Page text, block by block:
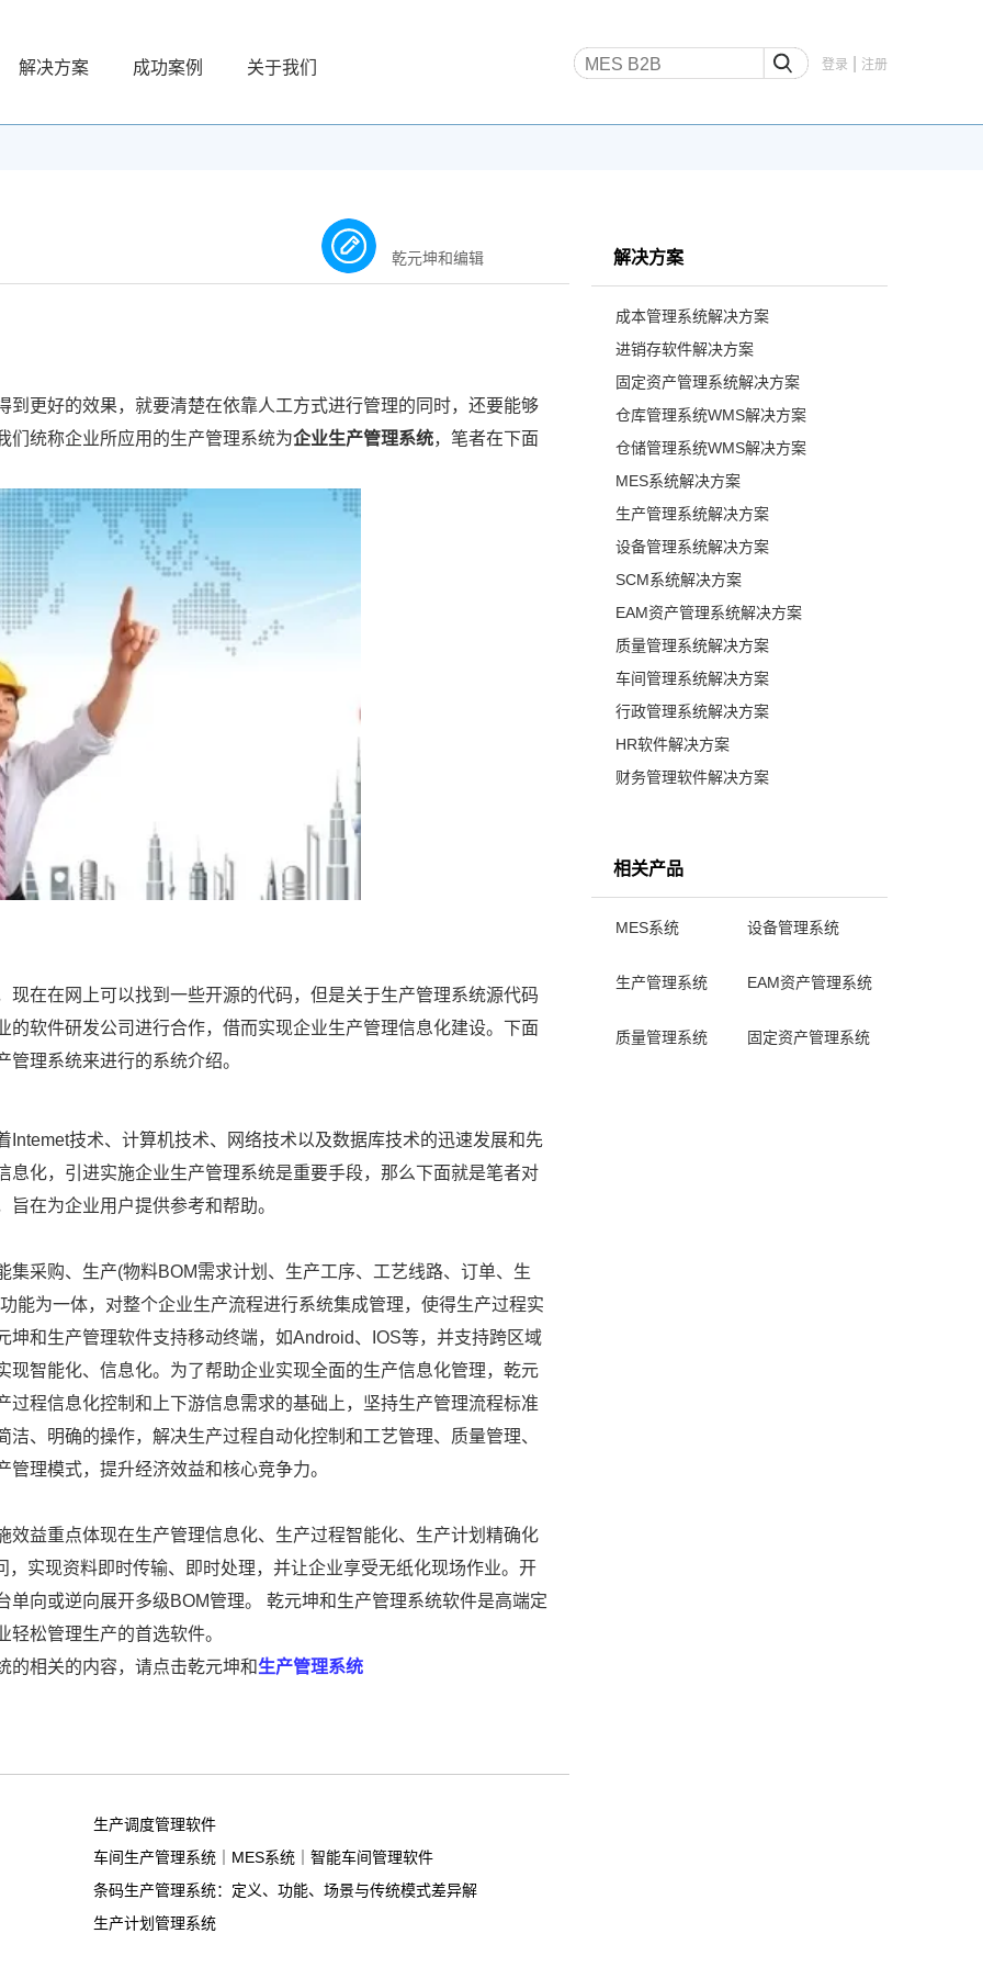
解决方案 成功案例 关于我们 登录 注册
乾元坤和编辑
到更好的效果，就要清楚在依靠人工方式进行管理的同时，还要能够
们统称企业所应用的生产管理系统为企业生产管理系统，笔者在下面
现在在网上可以找到一些开源的代码，但是关于生产管理系统源代码
软件研发公司进行合作，借而实现企业生产管理信息化建设。下面
理系统来进行的系统介绍。
Intemet技术、计算机技术、网络技术以及数据库技术的迅速发展和先
化，引进实施企业生产管理系统是重要手段，那么下面就是笔者对
在为企业用户提供参考和帮助。
采购、生产(物料BOM需求计划、生产工序、工艺线路、订单、生
能为一体，对整个企业生产流程进行系统集成管理，使得生产过程实
和生产管理软件支持移动终端，如Android、IOS等，并支持跨区域
智能化、信息化。为了帮助企业实现全面的生产信息化管理，乾元
程信息化控制和上下游信息需求的基础上，坚持生产管理流程标准
、明确的操作，解决生产过程自动化控制和工艺管理、质量管理、
理模式，提升经济效益和核心竞争力。
效益重点体现在生产管理信息化、生产过程智能化、生产计划精确化
实现资料即时传输、即时处理，并让企业享受无纸化现场作业。开
向或逆向展开多级BOM管理。 乾元坤和生产管理系统软件是高端定
松管理生产的首选软件。
的相关的内容，请点击乾元坤和生产管理系统
生产调度管理软件
车间生产管理系统｜MES系统｜智能车间管理软件
条码生产管理系统：定义、功能、场景与传统模式差异解析
生产计划管理系统
解决方案
成本管理系统解决方案
进销存软件解决方案
固定资产管理系统解决方案
仓库管理系统WMS解决方案
仓储管理系统WMS解决方案
MES系统解决方案
生产管理系统解决方案
设备管理系统解决方案
SCM系统解决方案
EAM资产管理系统解决方案
质量管理系统解决方案
车间管理系统解决方案
行政管理系统解决方案
HR软件解决方案
财务管理软件解决方案
相关产品
MES系统 设备管理系统
生产管理系统 EAM资产管理系统
质量管理系统 固定资产管理系统